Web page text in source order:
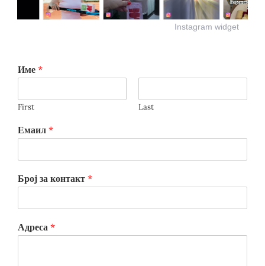
Instagram widget
Име *
First Last
Емаил *
Број за контакт *
Адреса *